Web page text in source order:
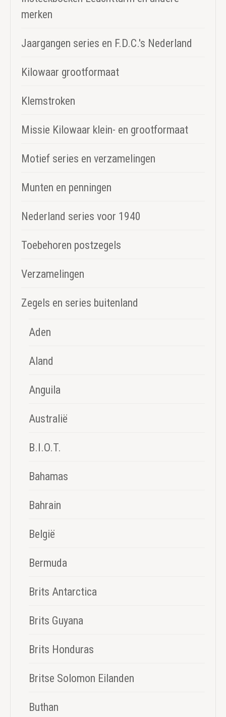
merken
Jaargangen series en F.D.C.'s Nederland
Kilowaar grootformaat
Klemstroken
Missie Kilowaar klein- en grootformaat
Motief series en verzamelingen
Munten en penningen
Nederland series voor 1940
Toebehoren postzegels
Verzamelingen
Zegels en series buitenland
Aden
Aland
Anguila
Australië
B.I.O.T.
Bahamas
Bahrain
België
Bermuda
Brits Antarctica
Brits Guyana
Brits Honduras
Britse Solomon Eilanden
Buthan